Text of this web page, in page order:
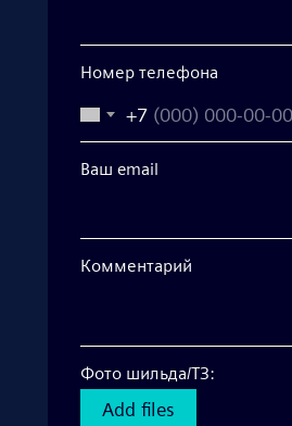
Номер телефона
+7
Ваш email
Комментарий
Фото шильда/ТЗ:
Add files